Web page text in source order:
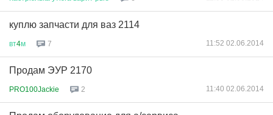
куплю запчасти для ваз 2114
вт4м 7 11:52 02.06.2014
Продам ЭУР 2170
PRO100Jackie 2 11:40 02.06.2014